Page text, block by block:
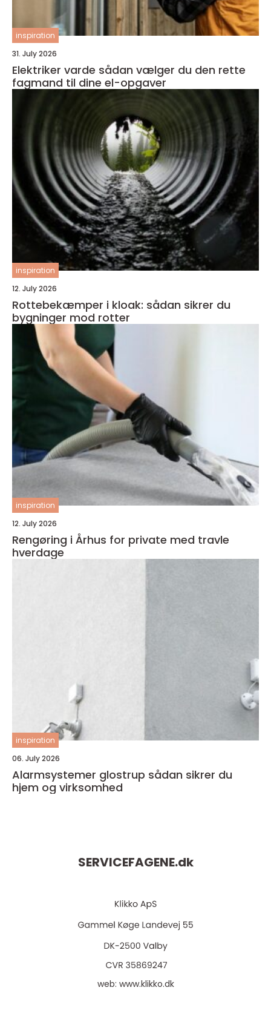
inspiration
31. July 2026
Elektriker varde sådan vælger du den rette
fagmand til dine el-opgaver
inspiration
12. July 2026
Rottebekæmper i kloak: sådan sikrer du
bygninger mod rotter
inspiration
12. July 2026
Rengøring i Århus for private med travle
hverdage
inspiration
06. July 2026
Alarmsystemer glostrup sådan sikrer du
hjem og virksomhed
SERVICEFAGENE.dk
web: www.klikko.dk